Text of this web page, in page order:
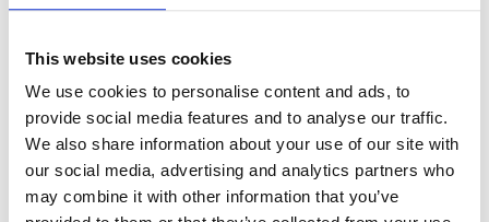
This website uses cookies
We use cookies to personalise content and ads, to
provide social media features and to analyse our traffic.
We also share information about your use of our site with
our social media, advertising and analytics partners who
may combine it with other information that you’ve